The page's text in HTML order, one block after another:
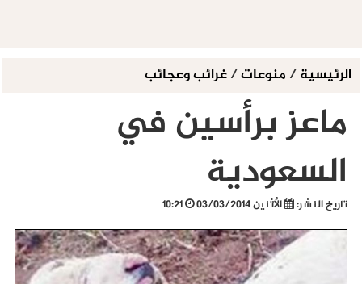
الرئيسية/ منوعات/غرائب وعجائب
ماعز برأسين في
السعودية
تاريخ النشر: الأثنين 03/03/2014